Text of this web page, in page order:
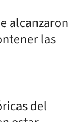
alcanzaron
las
del